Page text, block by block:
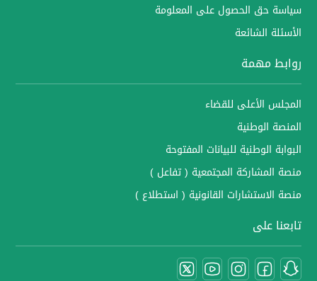
سياسة حق الحصول على المعلومة
الأسئلة الشائعة
روابط مهمة
المجلس الأعلى للقضاء
المنصة الوطنية
البوابة الوطنية للبيانات المفتوحة
منصة المشاركة المجتمعية ( تفاعل )
منصة الاستشارات القانونية ( استطلاع )
تابعنا على